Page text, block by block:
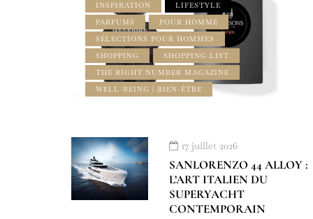
INSPIRATION
LIFESTYLE
PARFUMS
POUR HOMME
SÉLECTIONS POUR HOMMES
SHOPPING
SHOPPING LIST
THE RIGHT NUMBER MAGAZINE
WELL-BEING | BIEN-ÊTRE
17 juillet 2026
SANLORENZO 44 ALLOY :
L’ART ITALIEN DU
SUPERYACHT
CONTEMPORAIN